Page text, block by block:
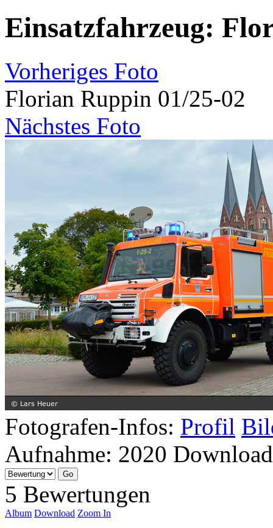
Einsatzfahrzeug:
Vorheriges Foto
Florian Ruppin 01/25-02
Nächstes Foto
Fotografen-Infos: Profil
Aufnahme: 2020
5 Bewertungen
Album Download Zoom In